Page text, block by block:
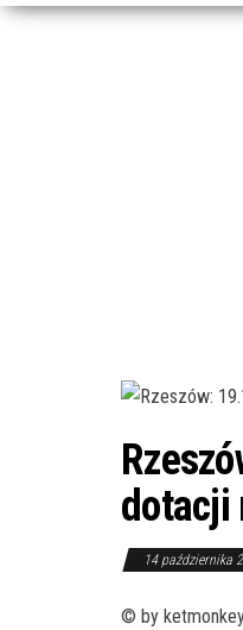
dotacji
14 października
© by